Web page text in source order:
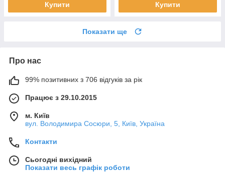
Купити Купити
Показати ще
Про нас
99% позитивних з 706 відгуків за рік
Працює з 29.10.2015
м. Київ
вул. Володимира Сосюри, 5, Київ, Україна
Контакти
Сьогодні вихідний
Показати весь графік роботи